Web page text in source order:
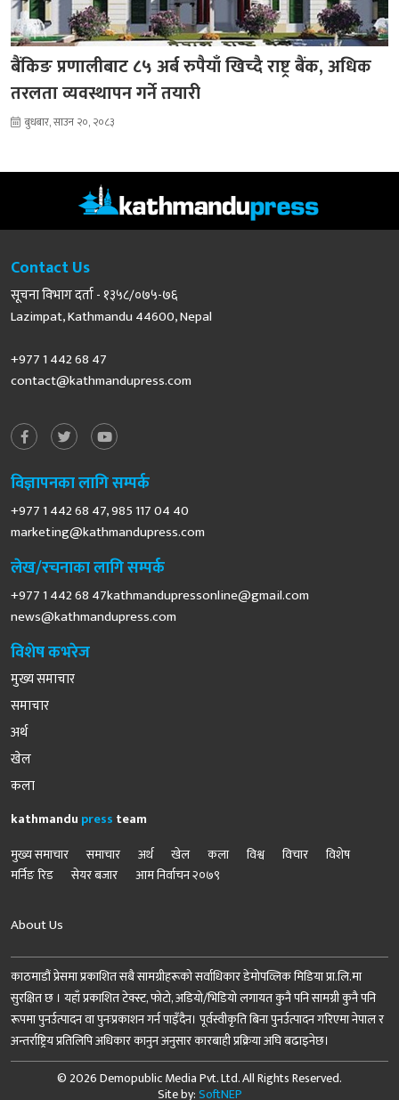
बैंकिङ प्रणालीबाट ८५ अर्ब रुपैयाँ खिच्दै राष्ट्र बैंक, अधिक
तरलता व्यवस्थापन गर्ने तयारी
बुधबार, साउन २०, २०८३
Contact Us
सूचना विभाग दर्ता - १३५८/०७५-७६
Lazimpat, Kathmandu 44600, Nepal
+977 1 442 68 47
contact@kathmandupress.com
विज्ञापनका लागि सम्पर्क
+977 1 442 68 47, 985 117 04 40
marketing@kathmandupress.com
लेख/रचनाका लागि सम्पर्क
+977 1 442 68 47kathmandupressonline@gmail.com
news@kathmandupress.com
विशेष कभरेज
मुख्य समाचार
समाचार
अर्थ
खेल
कला
kathmandu press team
मुख्य समाचार
समाचार अर्थ खेल कला विश्व विचार
विशेष
मर्निङ रिड
सेयर बजार आम निर्वाचन २०७९
About Us
काठमाडौं प्रेसमा प्रकाशित सबै सामग्रीहरूको सर्वाधिकार डेमोपव्लिक मिडिया प्रा.लि.मा
सुरक्षित छ । यहाँ प्रकाशित टेक्स्ट, फोटो, अडियो/भिडियो लगायत कुनै पनि सामग्री कुनै पनि
रूपमा पुनर्उत्पादन वा पुनःप्रकाशन गर्न पाइँदैन। पूर्वस्वीकृति बिना पुनर्उत्पादन गरिएमा नेपाल र
अन्तर्राष्ट्रिय प्रतिलिपि अधिकार कानुन अनुसार कारबाही प्रक्रिया अघि बढाइनेछ।
© 2026 Demopublic Media Pvt. Ltd. All Rights Reserved.
Site by:SoftNEP